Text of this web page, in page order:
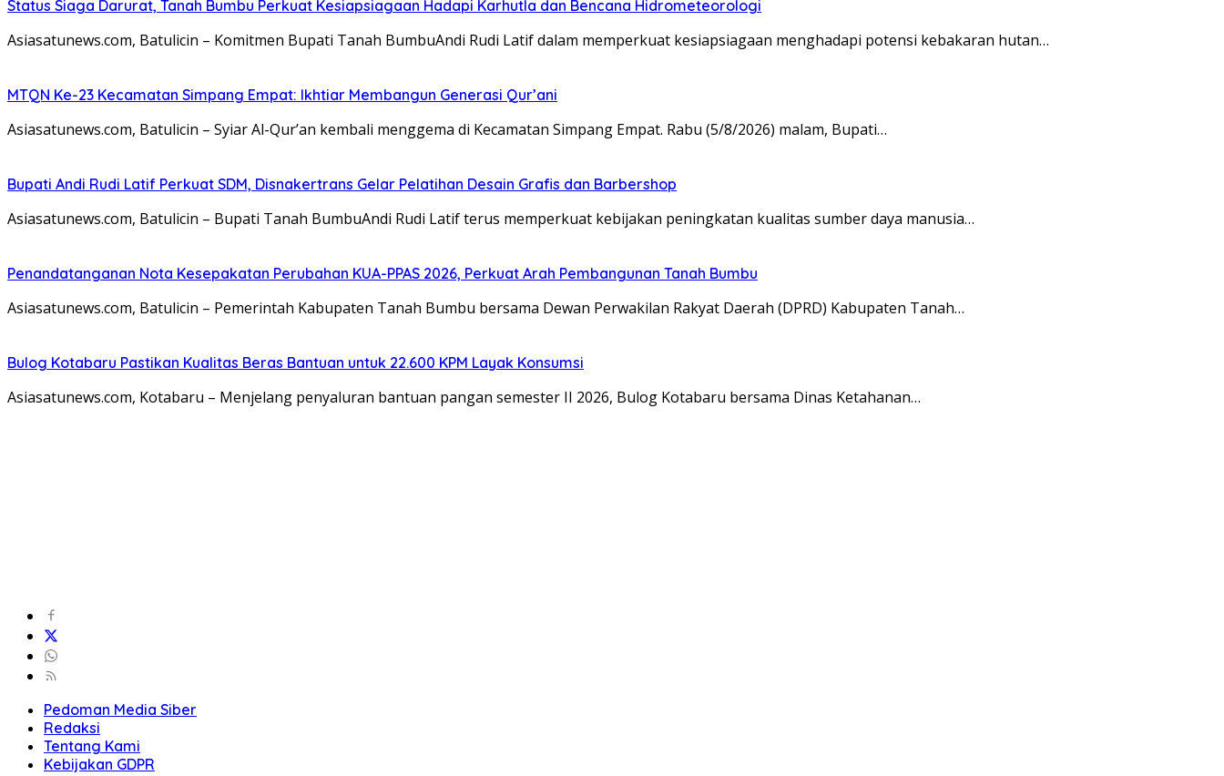
Status Siaga Darurat, Tanah Bumbu Perkuat Kesiapsiagaan Hadapi Karhutla dan Bencana Hidrometeorologi
Asiasatunews.com, Batulicin – Komitmen Bupati Tanah BumbuAndi Rudi Latif dalam memperkuat kesiapsiagaan menghadapi potensi kebakaran hutan…
MTQN Ke-23 Kecamatan Simpang Empat: Ikhtiar Membangun Generasi Qur’ani
Asiasatunews.com, Batulicin – Syiar Al-Qur’an kembali menggema di Kecamatan Simpang Empat. Rabu (5/8/2026) malam, Bupati…
Bupati Andi Rudi Latif Perkuat SDM, Disnakertrans Gelar Pelatihan Desain Grafis dan Barbershop
Asiasatunews.com, Batulicin – Bupati Tanah BumbuAndi Rudi Latif terus memperkuat kebijakan peningkatan kualitas sumber daya manusia…
Penandatanganan Nota Kesepakatan Perubahan KUA-PPAS 2026, Perkuat Arah Pembangunan Tanah Bumbu
Asiasatunews.com, Batulicin – Pemerintah Kabupaten Tanah Bumbu bersama Dewan Perwakilan Rakyat Daerah (DPRD) Kabupaten Tanah…
Bulog Kotabaru Pastikan Kualitas Beras Bantuan untuk 22.600 KPM Layak Konsumsi
Asiasatunews.com, Kotabaru – Menjelang penyaluran bantuan pangan semester II 2026, Bulog Kotabaru bersama Dinas Ketahanan…
Pedoman Media Siber
Redaksi
Tentang Kami
Kebijakan GDPR